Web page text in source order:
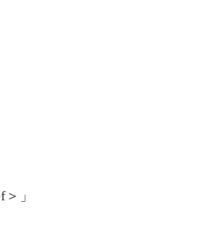
」